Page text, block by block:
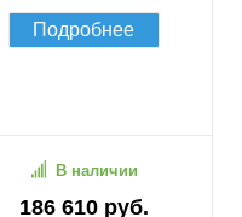
Подробнее
186 610 руб.
В наличии